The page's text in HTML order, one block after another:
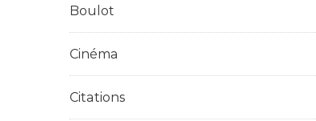
Boulot
Cinéma
Citations